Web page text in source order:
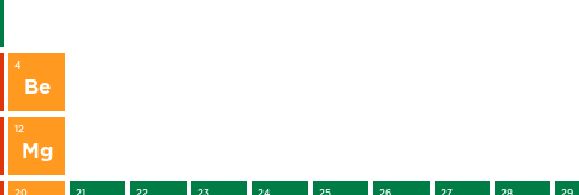
4
Be
12
Mg
20 21 22 23 24 25 26 27 28 29